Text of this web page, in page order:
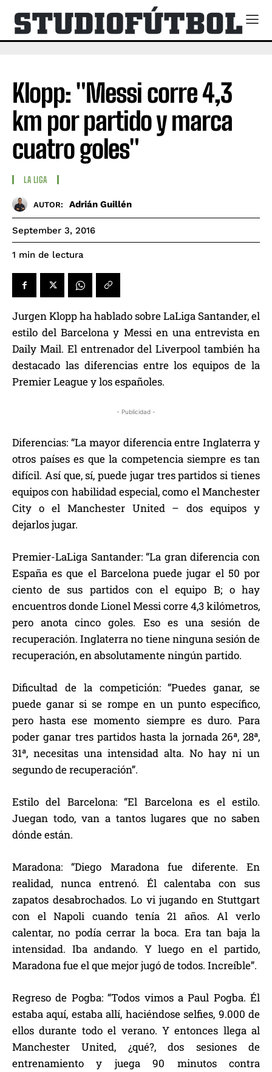
Klopp: "Messi corre 4,3
km por partido y marca
cuatro goles"
LA LIGA
AUTOR: Adrián Guillén
September 3, 2016
1 min de lectura
Jurgen Klopp ha hablado sobre LaLiga Santander, el
estilo del Barcelona y Messi en una entrevista en
Daily Mail. El entrenador del Liverpool también ha
destacado las diferencias entre los equipos de la
Premier League y los españoles.
- Publicidad -
Diferencias: “La mayor diferencia entre Inglaterra y
otros países es que la competencia siempre es tan
difícil. Así que, sí, puede jugar tres partidos si tienes
equipos con habilidad especial, como el Manchester
City o el Manchester United – dos equipos y
dejarlos jugar.
Premier-LaLiga Santander: “La gran diferencia con
España es que el Barcelona puede jugar el 50 por
ciento de sus partidos con el equipo B; o hay
encuentros donde Lionel Messi corre 4,3 kilómetros,
pero anota cinco goles. Eso es una sesión de
recuperación. Inglaterra no tiene ninguna sesión de
recuperación, en absolutamente ningún partido.
Dificultad de la competición: “Puedes ganar, se
puede ganar si se rompe en un punto específico,
pero hasta ese momento siempre es duro. Para
poder ganar tres partidos hasta la jornada 26ª, 28ª,
31ª, necesitas una intensidad alta. No hay ni un
segundo de recuperación”.
Estilo del Barcelona: “El Barcelona es el estilo.
Juegan todo, van a tantos lugares que no saben
dónde están.
Maradona: “Diego Maradona fue diferente. En
realidad, nunca entrenó. Él calentaba con sus
zapatos desabrochados. Lo vi jugando en Stuttgart
con el Napoli cuando tenía 21 años. Al verlo
calentar, no podía cerrar la boca. Era tan baja la
intensidad. Iba andando. Y luego en el partido,
Maradona fue el que mejor jugó de todos. Increíble”.
Regreso de Pogba: “Todos vimos a Paul Pogba. Él
estaba aquí, estaba allí, haciéndose selfies, 9.000 de
ellos durante todo el verano. Y entonces llega al
Manchester United, ¿qué?, dos sesiones de
entrenamiento y juega 90 minutos contra